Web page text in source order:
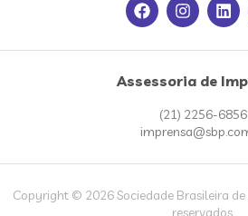
Assessoria de
(21) 2256-6856
Copyright © 2026 Sociedade Brasileira de
reservados.